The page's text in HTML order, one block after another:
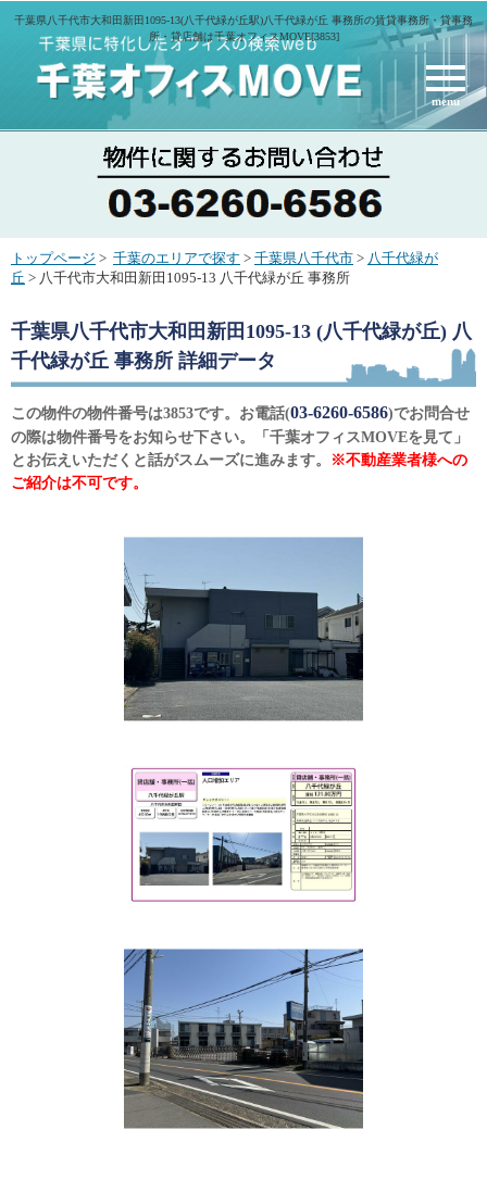
千葉県八千代市大和田新田1095-13(八千代緑が丘駅)八千代緑が丘 事務所の賃貸事務所・貸事務
所・貸店舗は千葉オフィスMOVE[3853]
menu
トップページ > 千葉のエリアで探す > 千葉県八千代市 > 八千代緑が
丘 > 八千代市大和田新田1095-13 八千代緑が丘 事務所
千葉県八千代市大和田新田1095-13 (八千代緑が丘) 八
千代緑が丘 事務所 詳細データ
この物件の物件番号は3853です。お電話(03-6260-6586)でお問合せ
の際は物件番号をお知らせ下さい。「千葉オフィスMOVEを見て」
とお伝えいただくと話がスムーズに進みます。
※不動産業者様への
ご紹介は不可です。